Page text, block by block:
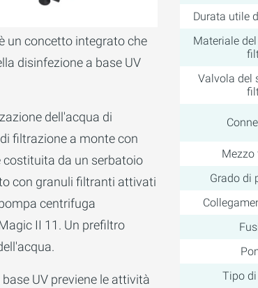
un concetto integrato che
disinfezione a base UV
dell'acqua di
filtrazione a monte con
costituita da un serbatoio
con granuli filtranti attivati
centrifuga
II 11. Un prefiltro
UV previene le attività
Durata utile
Materiale
Valvola del
Mezzo
Grado di
Tipo